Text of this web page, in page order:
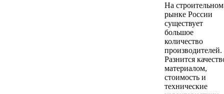
На строительном
рынке России
существует
большое
количество
производителей.
Разнится
материалом,
стоимость и
технические